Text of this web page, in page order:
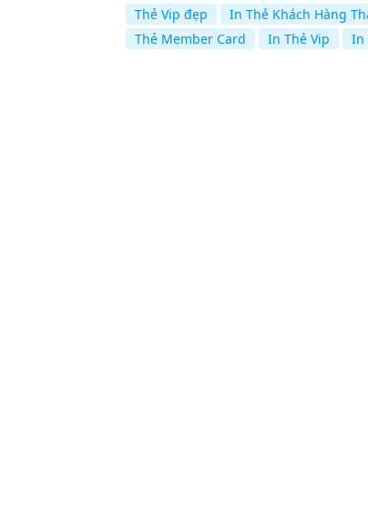
Thẻ Vip đẹp
In Thẻ Khách Hàng
Thẻ Member Card
In Thẻ Vip In